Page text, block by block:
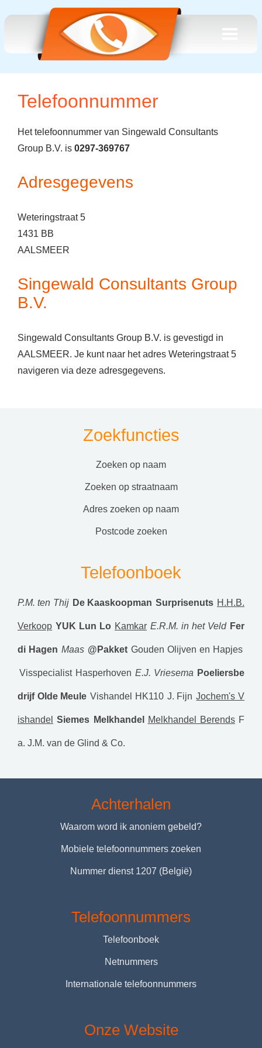
Telefoonnummer
Het telefoonnummer van Singewald Consultants
Group B.V. is 0297-369767
Adresgegevens
Weteringstraat 5
1431 BB
AALSMEER
Singewald Consultants Group
B.V.
Singewald Consultants Group B.V. is gevestigd in
AALSMEER. Je kunt naar het adres Weteringstraat 5
navigeren via deze adresgegevens.
Zoekfuncties
zoeken op naam
zoeken op straatnaam
adres zoeken op naam
postcode zoeken
Telefoonboek
P.M. ten Thij De Kaaskoopman Surprisenuts H.H.B.
Verkoop YUK Lun Lo Kamkar E.R.M. in het Veld Fer
di Hagen Maas @Pakket Gouden Olijven en Hapjes
Visspecialist Hasperhoven E.J. Vriesema Poeliersbe
drijf Olde Meule Vishandel HK110 J. Fijn Jochem's V
ishandel Siemes Melkhandel Melkhandel Berends F
a. J.M. van de Glind & Co.
Achterhalen
Waarom word ik anoniem gebeld?
Mobiele telefoonnummers zoeken
Nummer dienst 1207 (België)
Telefoonnummers
Telefoonboek
Netnummers
Internationale telefoonnummers
Onze Website